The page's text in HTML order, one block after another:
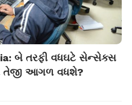
બે તરફી વધઘટે સેન્સેક્સ
તેજી આગળ વધશે?